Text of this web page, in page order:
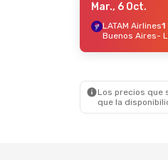
- Lun., 31 Ago.
1 Escala
- Londrina
Mar., 6 Oct.
LATAM Airlines1
Buenos Aires-
Los precios que
que la